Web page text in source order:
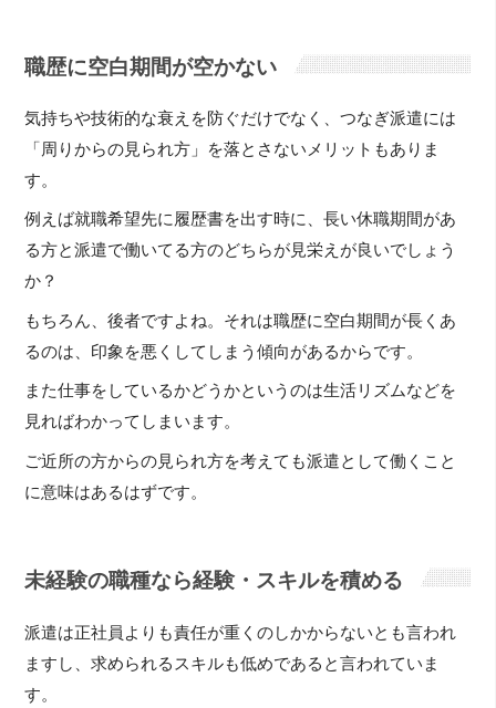
職歴に空白期間が空かない
気持ちや技術的な衰えを防ぐだけでなく、つなぎ派遣には
「周りからの見られ方」を落とさないメリットもありま
す。
例えば就職希望先に履歴書を出す時に、長い休職期間があ
る方と派遣で働いてる方のどちらが見栄えが良いでしょう
か？
もちろん、後者ですよね。それは職歴に空白期間が長くあ
るのは、印象を悪くしてしまう傾向があるからです。
また仕事をしているかどうかというのは生活リズムなどを
見ればわかってしまいます。
ご近所の方からの見られ方を考えても派遣として働くこと
に意味はあるはずです。
未経験の職種なら経験・スキルを積める
派遣は正社員よりも責任が重くのしかからないとも言われ
ますし、求められるスキルも低めであると言われていま
す。